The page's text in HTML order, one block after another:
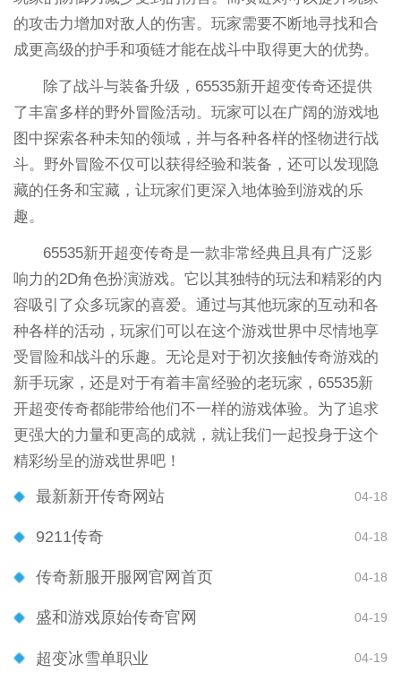
的攻击力增加对敌人的伤害。玩家需要不断地寻找和合
成更高级的护手和项链才能在战斗中取得更大的优势。
除了战斗与装备升级，65535新开超变传奇还提供
了丰富多样的野外冒险活动。玩家可以在广阔的游戏地
图中探索各种未知的领域，并与各种各样的怪物进行战
斗。野外冒险不仅可以获得经验和装备，还可以发现隐
藏的任务和宝藏，让玩家们更深入地体验到游戏的乐
趣。
65535新开超变传奇是一款非常经典且具有广泛影
响力的2D角色扮演游戏。它以其独特的玩法和精彩的内
容吸引了众多玩家的喜爱。通过与其他玩家的互动和各
种各样的活动，玩家们可以在这个游戏世界中尽情地享
受冒险和战斗的乐趣。无论是对于初次接触传奇游戏的
新手玩家，还是对于有着丰富经验的老玩家，65535新
开超变传奇都能带给他们不一样的游戏体验。为了追求
更强大的力量和更高的成就，就让我们一起投身于这个
精彩纷呈的游戏世界吧！
最新新开传奇网站 04-18
9211传奇 04-18
传奇新服开服网官网首页 04-18
盛和游戏原始传奇官网 04-19
超变冰雪单职业 04-19